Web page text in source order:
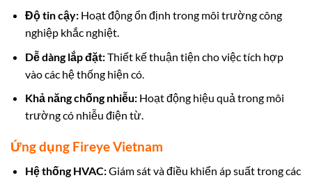
Độ tin cậy:Hoạt động ổn định trong môi trường công
nghiệp khắc nghiệt.
Dễ dàng lắp đặt:Thiết kế thuận tiện cho việc tích hợp
vào các hệ thống hiện có.
Khả năng chống nhiễu:Hoạt động hiệu quả trong môi
trường có nhiễu điện từ.
Ứng dụng Fireye Vietnam
Hệ thống HVAC:Giám sát và điều khiển áp suất trong các